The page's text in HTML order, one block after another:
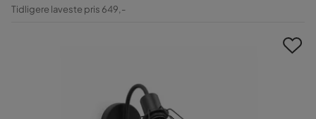
Tidligere laveste pris 649,-